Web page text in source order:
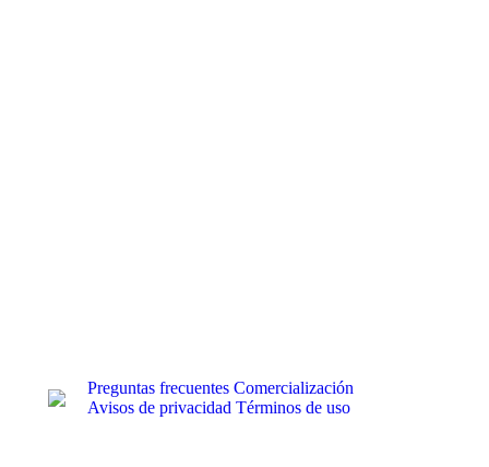
Preguntas frecuentes Comercialización
Avisos de privacidad Términos de uso